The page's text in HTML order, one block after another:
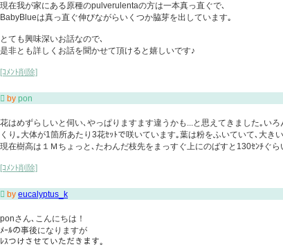
現在我が家にある原種のpulverulentaの方は一本真っ直ぐで､
BabyBlueは真っ直ぐ伸びながらいくつか脇芽を出しています｡
とても興味深いお話なので､
是非とも詳しくお話を聞かせて頂けると嬉しいです♪
[ｺﾒﾝﾄ削除]
 by pon
花はめずらしいと伺い､やっぱりますます違うかも...と思えてきました｡い
くり｡大体が1箇所あたり3花ｾｯﾄで咲いています｡葉は粉をふいていて､大き
現在樹高は１Ｍちょっと､たわんだ枝先をまっすぐ上にのばすと130ｾﾝﾁぐら
[ｺﾒﾝﾄ削除]
 by eucalyptus_k
ponさん､こんにちは！
ﾒｰﾙの事後になりますが
ﾚｽつけさせていただきます｡